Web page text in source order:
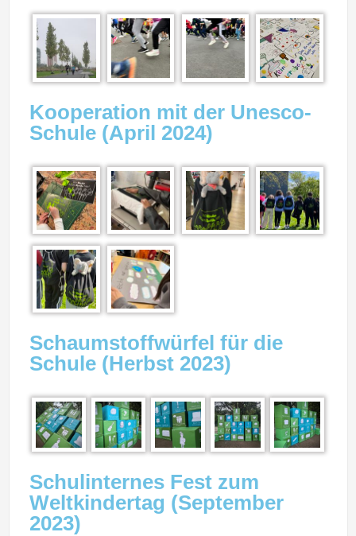
Kooperation mit der Unesco-
Schule (April 2024)
Schaumstoffwürfel für die
Schule (Herbst 2023)
Schulinternes Fest zum
Weltkindertag (September
2023)